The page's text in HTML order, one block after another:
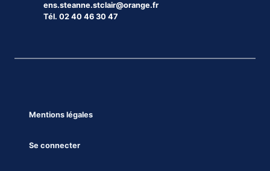
ens.steanne.stclair@orange.fr
Tél. 02 40 46 30 47
Mentions légales
Se connecter